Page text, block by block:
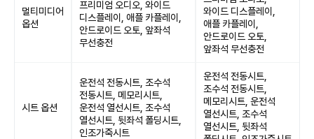
멀티미디어
옵션
프리미엄 오디오, 와이드
디스플레이, 애플 카플레이,
안드로이드 오토, 앞좌석
무선충전
와이드 디스플레이,
애플 카플레이,
안드로이드 오토,
앞좌석 무선충전
시트 옵션
운전석 전동시트, 조수석
전동시트, 메모리시트,
운전석 열선시트, 조수석
열선시트, 뒷좌석 폴딩시트,
인조가죽시트
운전석 전동시트,
조수석 전동시트,
메모리시트, 운전석
열선시트, 조수석
열선시트, 뒷좌석